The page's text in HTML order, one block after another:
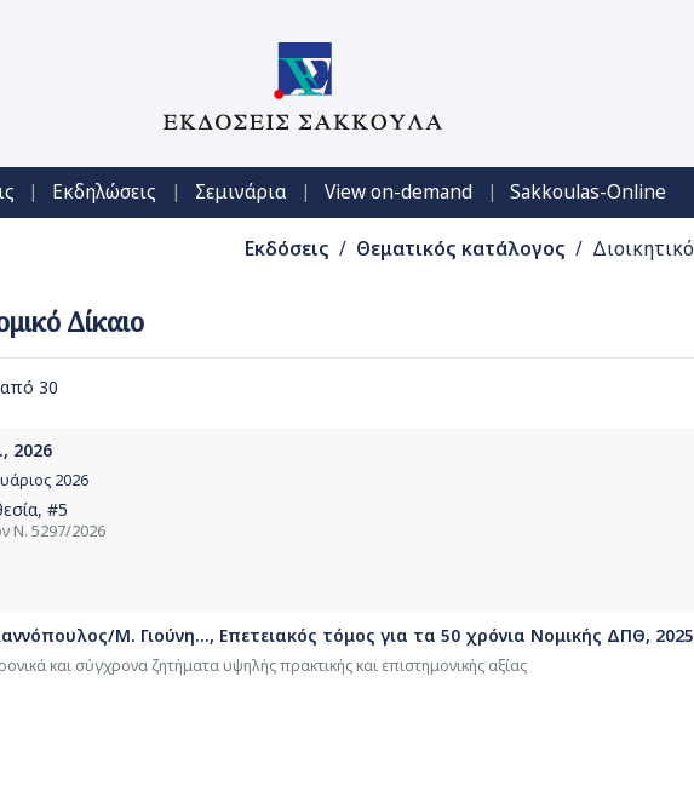
| Εκδηλώσεις | Σεμινάρια | View on-demand | Sakkoulas-Online
Εκδόσεις / Θεματικός κατάλογος /
Δίκαιο
30
2026
2026
, #5
Ν. 5297/2026
Μ. Γιούνη..., Επετειακός τόμος για τα 50 χρόνια Νομικής ΔΠΘ, 2025
και σύγχρονα ζητήματα υψηλής πρακτικής και επιστημονικής αξίας